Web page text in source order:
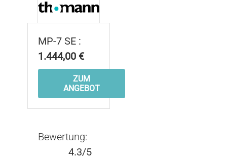
MP-7 SE :
1.444,00 €
ZUM
ANGEBOT
Bewertung:
4.3/5